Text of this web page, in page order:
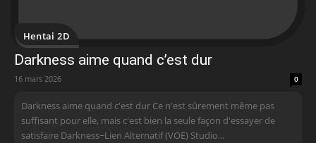
Hentai 2D
Darkness aime quand c’est dur
16 mars 2026 0
Darkness aime quand c'est dur Ce n'est sûrement même pas
suffisant pour elle, mais c'est bien la seule façon d'essayer de
satisfaire Darkness~Lien Alternatif (VOE) Studio...